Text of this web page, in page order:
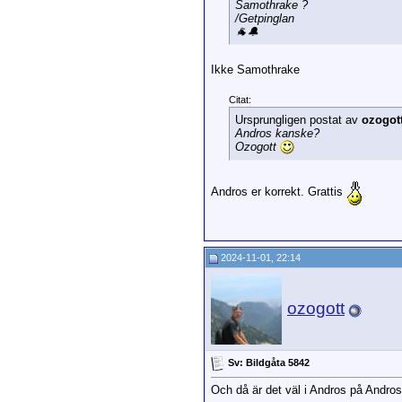
Samothrake ?
/Getpinglan
🐐🔔
Ikke Samothrake
Citat:
Ursprungligen postat av
Andros kanske?
Ozogott
Andros er korrekt. Grattis
2024-11-01, 22:14
ozogott
Sv: Bildgåta 5842
Och då är det väl i Andros på